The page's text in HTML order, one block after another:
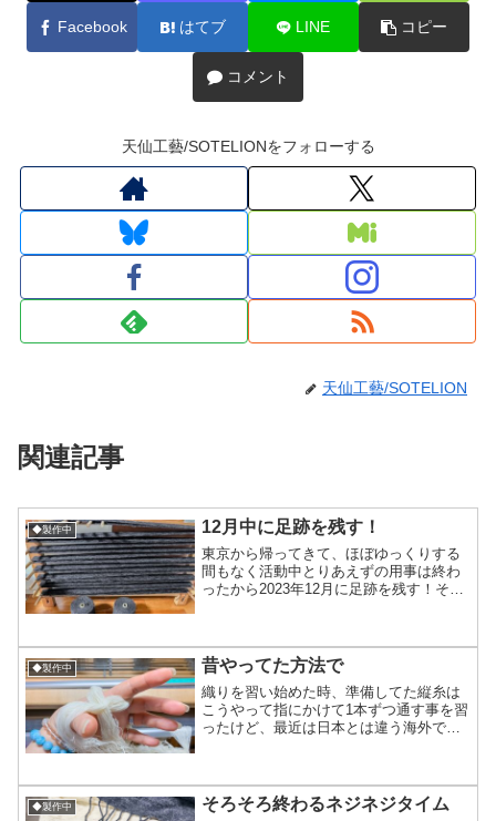
Facebook はてブ LINE コピー
コメント
天仙工藝/SOTELIONをフォローする
天仙工藝/SOTELION
関連記事
◆製作中 12月中に足跡を残す！
東京から帰ってきて、ほぼゆっくりする
間もなく活動中とりあえずの用事は終わ
ったから2023年12月に足跡を残す！そん
とは違うかも...
◆製作中 昔やってた方法で
織りを習い始めた時、準備してた縦糸は
こうやって指にかけて1本ずつ通す事を習
ったけど、最近は日本とは違う海外での
ぶりに原点回帰しました。従来の自分の
やりやすい方法でも良...
◆製作中 そろそろ終わるネジネジタイム